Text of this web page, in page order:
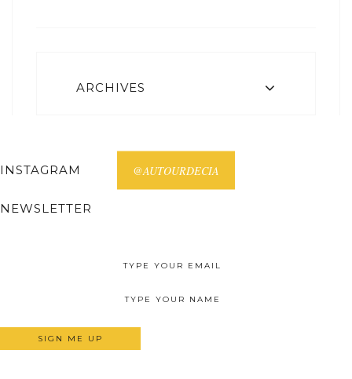
ARCHIVES
INSTAGRAM @AUTOURDECIA
NEWSLETTER